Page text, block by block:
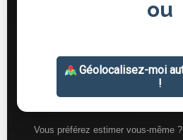
Vous préférez estimer vous-même ?